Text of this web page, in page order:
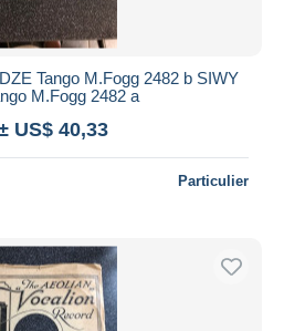
Tango M.Fogg 2482 b SIWY
M.Fogg 2482 a
US$ 40,33
Particulier